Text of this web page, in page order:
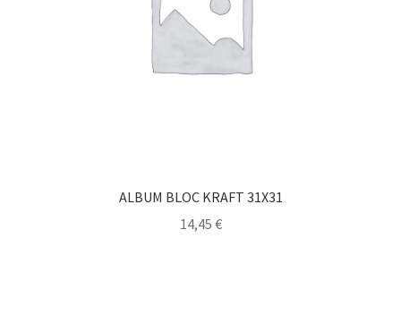
ALBUM BLOC KRAFT 31X31
14,45 €